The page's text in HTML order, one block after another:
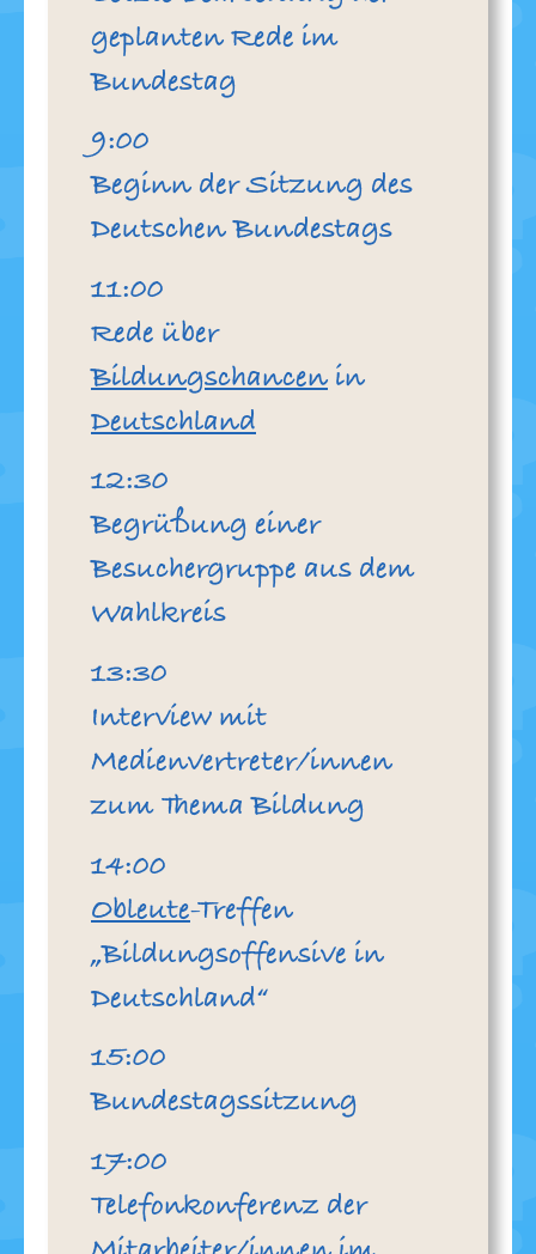
geplanten Rede im
Bundestag
9:00
Beginn der Sitzung des
Deutschen Bundestags
11:00
Rede über
Bildungschancen in
Deutschland
12:30
Begrüßung einer
Besuchergruppe aus dem
Wahlkreis
13:30
Interview mit
Medienvertreter/innen
zum Thema Bildung
14:00
Obleute-Treffen
„Bildungsoffensive in
Deutschland“
15:00
Bundestagssitzung
17:00
Telefonkonferenz der